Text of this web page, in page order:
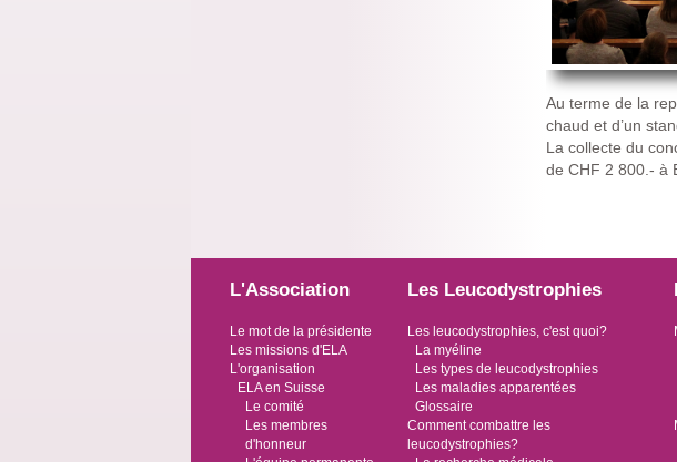
Au terme de la
chaud et d’un
La collecte du
de CHF 2 800.- à
L'Association
Le mot de la présidente
Les missions d'ELA
L'organisation
ELA en Suisse
Le comité
Les membres
d'honneur
Les Leucodystrophies
Les leucodystrophies, c'est quoi?
La myéline
Les types de leucodystrophies
Les maladies apparentées
Glossaire
Comment combattre les
leucodystrophies?